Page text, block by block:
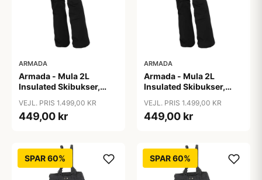
ARMADA
Armada - Mula 2L
Insulated Skibukser,
VEJL. PRIS 1.499,00 KR
449,00 kr
ARMADA
Armada - Mula 2L
Insulated Skibukser,
VEJL. PRIS 1.499,00 KR
449,00 kr
SPAR 60% SPAR 60%